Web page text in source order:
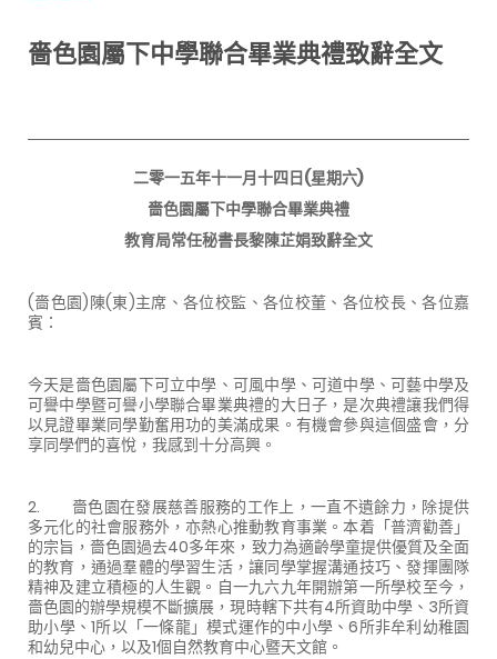
嗇色園屬下中學聯合畢業典禮致辭全文
二零一五年十一月十四日(星期六)
嗇色園屬下中學聯合畢業典禮
教育局常任秘書長黎陳芷娟致辭全文
(嗇色園)陳(東)主席、各位校監、各位校董、各位校長、各位嘉
賓：
今天是嗇色園屬下可立中學、可風中學、可道中學、可藝中學及
可譽中學暨可譽小學聯合畢業典禮的大日子，是次典禮讓我們得
以見證畢業同學勤奮用功的美滿成果。有機會參與這個盛會，分
享同學們的喜悅，我感到十分高興。
2. 嗇色園在發展慈善服務的工作上，一直不遺餘力，除提供
多元化的社會服務外，亦熱心推動教育事業。本着「普濟勸善」
的宗旨，嗇色園過去40多年來，致力為適齡學童提供優質及全面
的教育，通過羣體的學習生活，讓同學掌握溝通技巧、發揮團隊
精神及建立積極的人生觀。自一九六九年開辦第一所學校至今，
嗇色園的辦學規模不斷擴展，現時轄下共有4所資助中學、3所資
助小學、1所以「一條龍」模式運作的中小學、6所非牟利幼稚園
和幼兒中心，以及1個自然教育中心暨天文館。